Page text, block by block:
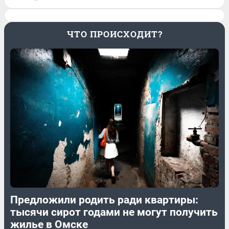
ЧТО ПРОИСХОДИТ?
Предложили родить ради квартиры:
тысячи сирот годами не могут получить
жилье в Омске